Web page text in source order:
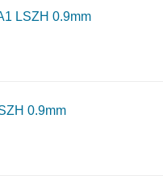
LSZH 0.9mm
0.9mm